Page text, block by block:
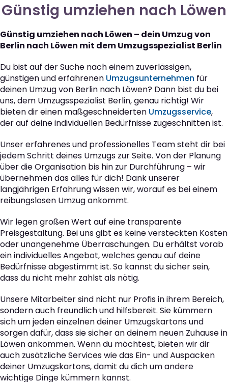
Günstig umziehen nach Löwen
Günstig umziehen nach Löwen – dein Umzug von
Berlin nach Löwen mit dem Umzugsspezialist Berlin
Du bist auf der Suche nach einem zuverlässigen,
günstigen und erfahrenen Umzugsunternehmen für
deinen Umzug von Berlin nach Löwen? Dann bist du bei
uns, dem Umzugsspezialist Berlin, genau richtig! Wir
bieten dir einen maßgeschneiderten Umzugsservice,
der auf deine individuellen Bedürfnisse zugeschnitten ist.
Unser erfahrenes und professionelles Team steht dir bei
jedem Schritt deines Umzugs zur Seite. Von der Planung
über die Organisation bis hin zur Durchführung – wir
übernehmen das alles für dich! Dank unserer
langjährigen Erfahrung wissen wir, worauf es bei einem
reibungslosen Umzug ankommt.
Wir legen großen Wert auf eine transparente
Preisgestaltung. Bei uns gibt es keine versteckten Kosten
oder unangenehme Überraschungen. Du erhältst vorab
ein individuelles Angebot, welches genau auf deine
Bedürfnisse abgestimmt ist. So kannst du sicher sein,
dass du nicht mehr zahlst als nötig.
Unsere Mitarbeiter sind nicht nur Profis in ihrem Bereich,
sondern auch freundlich und hilfsbereit. Sie kümmern
sich um jeden einzelnen deiner Umzugskartons und
sorgen dafür, dass sie sicher an deinem neuen Zuhause in
Löwen ankommen. Wenn du möchtest, bieten wir dir
auch zusätzliche Services wie das Ein- und Auspacken
deiner Umzugskartons, damit du dich um andere
wichtige Dinge kümmern kannst.